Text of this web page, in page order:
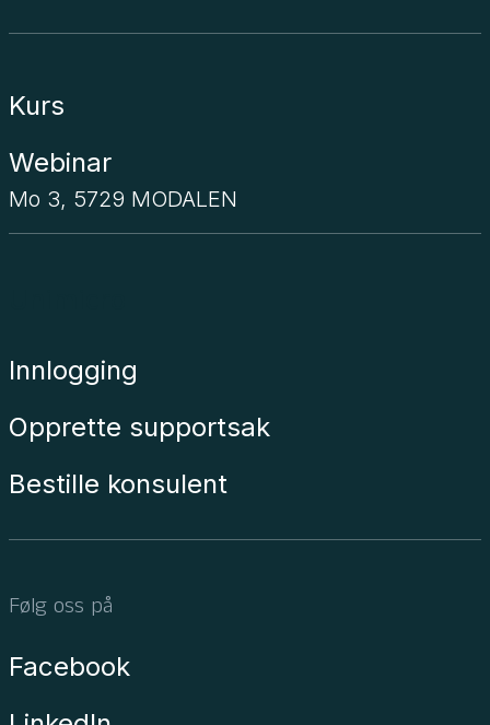
Kurs
Webinar
Mo 3, 5729 MODALEN
Innlogging
Opprette supportsak
Bestille konsulent
Følg oss på
Facebook